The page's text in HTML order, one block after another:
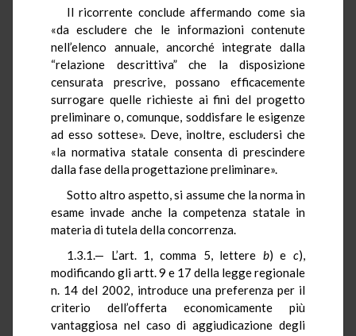
Il ricorrente conclude affermando come sia
«da escludere che le informazioni contenute
nell’elenco annuale, ancorché integrate dalla
“relazione descrittiva” che la disposizione
censurata prescrive, possano efficacemente
surrogare quelle richieste ai fini del progetto
preliminare o, comunque, soddisfare le esigenze
ad esso sottese». Deve, inoltre, escludersi che
«la normativa statale consenta di prescindere
dalla fase della progettazione preliminare».
Sotto altro aspetto, si assume che la norma in
esame invade anche la competenza statale in
materia di tutela della concorrenza.
1.3.1.— L’art. 1, comma 5, lettere b) e c),
modificando gli artt. 9 e 17 della legge regionale
n. 14 del 2002, introduce una preferenza per il
criterio dell’offerta economicamente più
vantaggiosa nel caso di aggiudicazione degli